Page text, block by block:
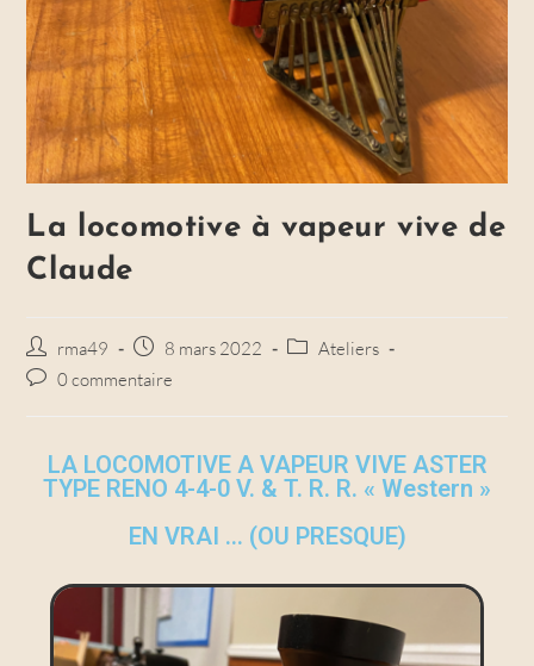
La locomotive à vapeur vive de
Claude
rma49 8 mars 2022
Ateliers
0 commentaire
LA LOCOMOTIVE A VAPEUR VIVE ASTER
TYPE RENO 4-4-0 V. & T. R. R. « Western »
EN VRAI ... (OU PRESQUE)